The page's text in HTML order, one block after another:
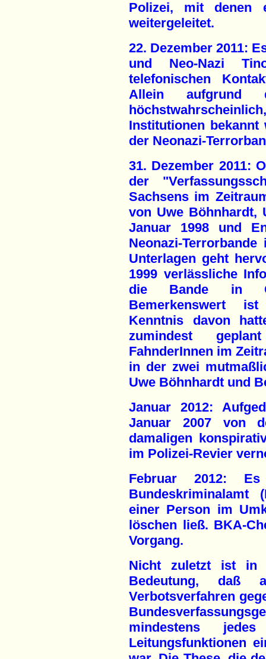
Polizei, mit denen
weitergeleitet.
22. Dezember 2011:
und Neo-Nazi
telefonischen
Allein aufgrund
Institutionen
der Neonazi-
31. Dezember 2011:
der
Sachsens im
von Uwe Böhnhardt,
Januar 1998 und
Neonazi-
Unterlagen geht
1999 verlässliche
die Bande in
Bemerkenswert
Kenntnis davon
zumindest
FahnderInnen im
in der zwei
Uwe Böhnhardt und
Januar 2012:
Januar 2007 von
damaligen
im Polizei-Revier
Februar 2012:
Bundeskriminalamt
einer Person im
löschen ließ. BKA-
Vorgang.
Nicht zuletzt ist in
Bedeutung,
Verbotsverfahren
mindestens
Leitungsfunktionen